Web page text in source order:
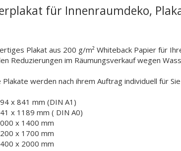
für Innenraumdeko,
Plakat aus 200 g/m² Whiteback Papier für
Reduzierungen im Räumungsverkauf wegen
Plakate werden nach ihrem Auftrag individuell für
x 841 mm (DIN A1)
x 1189 mm ( DIN A0)
x 1400 mm
x 1700 mm
x 2000 mm